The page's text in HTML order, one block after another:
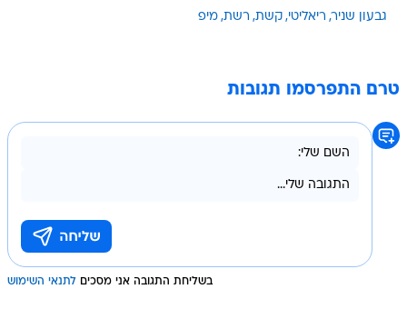
גבעון שניר ריאליטי קשת רשת מיפ
טרם התפרסמו תגובות
בשליחת התגובה אני מסכים לתנאי השימוש